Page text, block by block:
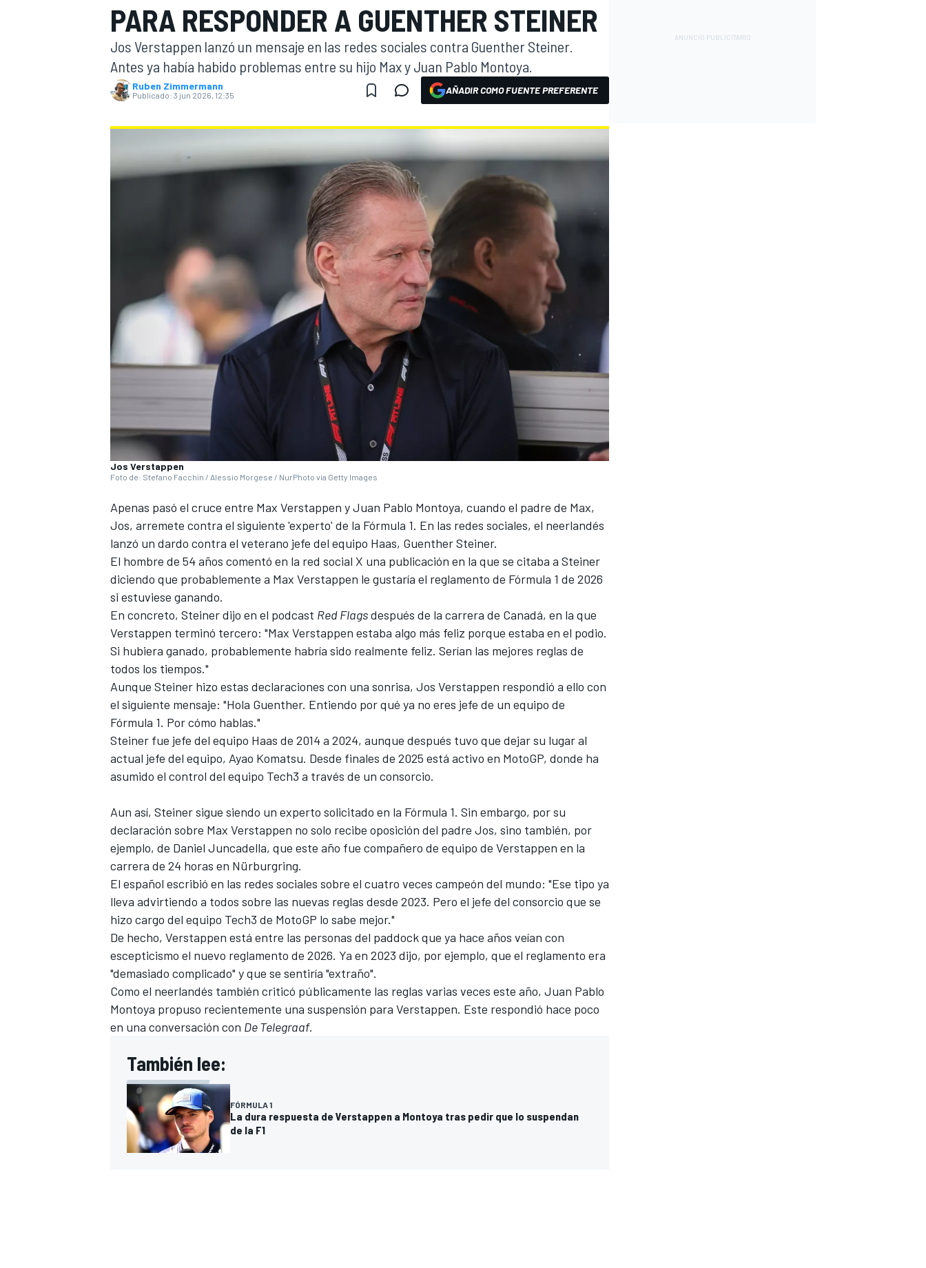
FÓRMULA E MOTO
RALLYTURISMO
PARA RESPONDER A GUENTHER STEINER
Jos Verstappen lanzó un mensaje en las redes sociales contra Guenther Steiner.
Antes ya había habido problemas entre su hijo Max y Juan Pablo Montoya.
Ruben Zimmermann
Publicado: 3 jun 2026, 12:35 AÑADIR COMO FUENTE PREFERENTE
Jos Verstappen
Foto de: Stefano Facchin / Alessio Morgese / NurPhoto via Getty Images
Apenas pasó el cruce entre Max Verstappen y Juan Pablo Montoya, cuando el padre de Max,
Jos, arremete contra el siguiente 'experto' de la Fórmula 1. En las redes sociales, el neerlandés
lanzó un dardo contra el veterano jefe del equipo Haas, Guenther Steiner.
El hombre de 54 años comentó en la red social X una publicación en la que se citaba a Steiner
diciendo que probablemente a Max Verstappen le gustaría el reglamento de Fórmula 1 de 2026
si estuviese ganando.
En concreto, Steiner dijo en el podcast Red Flagsdespués de la carrera de Canadá, en la que
Verstappen terminó tercero: "Max Verstappen estaba algo más feliz porque estaba en el podio.
Si hubiera ganado, probablemente habría sido realmente feliz. Serían las mejores reglas de
todos los tiempos."
Aunque Steiner hizo estas declaraciones con una sonrisa, Jos Verstappen respondió a ello con
el siguiente mensaje: "Hola Guenther. Entiendo por qué ya no eres jefe de un equipo de
Fórmula 1. Por cómo hablas."
Steiner fue jefe del equipo Haas de 2014 a 2024, aunque después tuvo que dejar su lugar al
actual jefe del equipo, Ayao Komatsu. Desde finales de 2025 está activo en MotoGP, donde ha
asumido el control del equipo Tech3 a través de un consorcio.
Aun así, Steiner sigue siendo un experto solicitado en la Fórmula 1. Sin embargo, por su
declaración sobre Max Verstappen no solo recibe oposición del padre Jos, sino también, por
ejemplo, de Daniel Juncadella, que este año fue compañero de equipo de Verstappen en la
carrera de 24 horas en Nürburgring.
El español escribió en las redes sociales sobre el cuatro veces campeón del mundo: "Ese tipo ya
lleva advirtiendo a todos sobre las nuevas reglas desde 2023. Pero el jefe del consorcio que se
hizo cargo del equipo Tech3 de MotoGP lo sabe mejor."
De hecho, Verstappen está entre las personas del paddock que ya hace años veían con
escepticismo el nuevo reglamento de 2026. Ya en 2023 dijo, por ejemplo, que el reglamento era
"demasiado complicado" y que se sentiría "extraño".
Como el neerlandés también criticó públicamente las reglas varias veces este año, Juan Pablo
Montoya propuso recientemente una suspensión para Verstappen. Este respondió hace poco
en una conversación con De Telegraaf.
También lee:
FÓRMULA 1
La dura respuesta de Verstappen a Montoya tras pedir que lo suspendan
de la F1